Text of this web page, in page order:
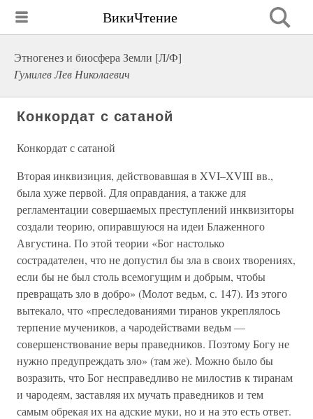
ВикиЧтение
Этногенез и биосфера Земли [Л/Ф]
Гумилев Лев Николаевич
Конкордат с сатаной
Конкордат с сатаной
Вторая инквизиция, действовавшая в XVI–XVIII вв.,
была хуже первой. Для оправдания, а также для
регламентации совершаемых преступлений инквизиторы
создали теорию, опиравшуюся на идеи Блаженного
Августина. По этой теории «Бог настолько
сострадателен, что не допустил бы зла в своих творениях,
если бы не был столь всемогущим и добрым, чтобы
превращать зло в добро» (Молот ведьм, с. 147). Из этого
вытекало, что «преследованиями тиранов укреплялось
терпение мучеников, а чародействами ведьм —
совершенствование веры праведников. Поэтому Богу не
нужно предупреждать зло» (там же). Можно было бы
возразить, что Бог несправедливо не милостив к тиранам
и чародеям, заставляя их мучать праведников и тем
самым обрекая их на адские муки, но и на это есть ответ.